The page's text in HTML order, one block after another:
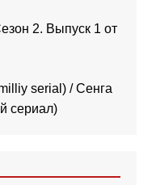
2. Выпуск 1 от
serial) / Сенга
сериал)